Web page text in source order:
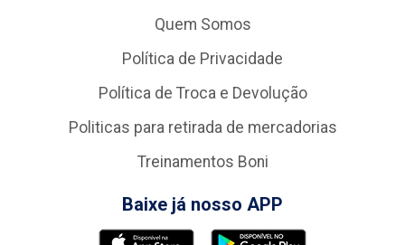
Quem Somos
Política de Privacidade
Política de Troca e Devolução
Politicas para retirada de mercadorias
Treinamentos Boni
Baixe já nosso APP